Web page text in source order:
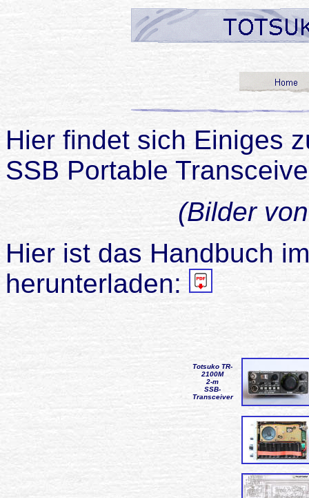
Hier findet sich Einiges
SSB Portable
(Bilder
Hier ist das Handbuch
herunterladen:
Totsuko TR-
2100M
2-m
SSB-
Transceiver